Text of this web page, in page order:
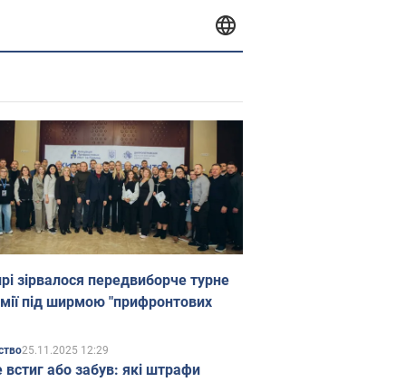
зірвалося передвиборче турне
під ширмою "прифронтових
25.11.2025 12:29
встиг або забув: які штрафи